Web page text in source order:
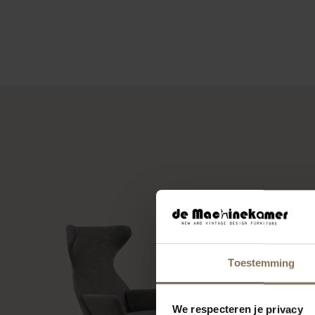
Toestemming
We respecteren je privacy